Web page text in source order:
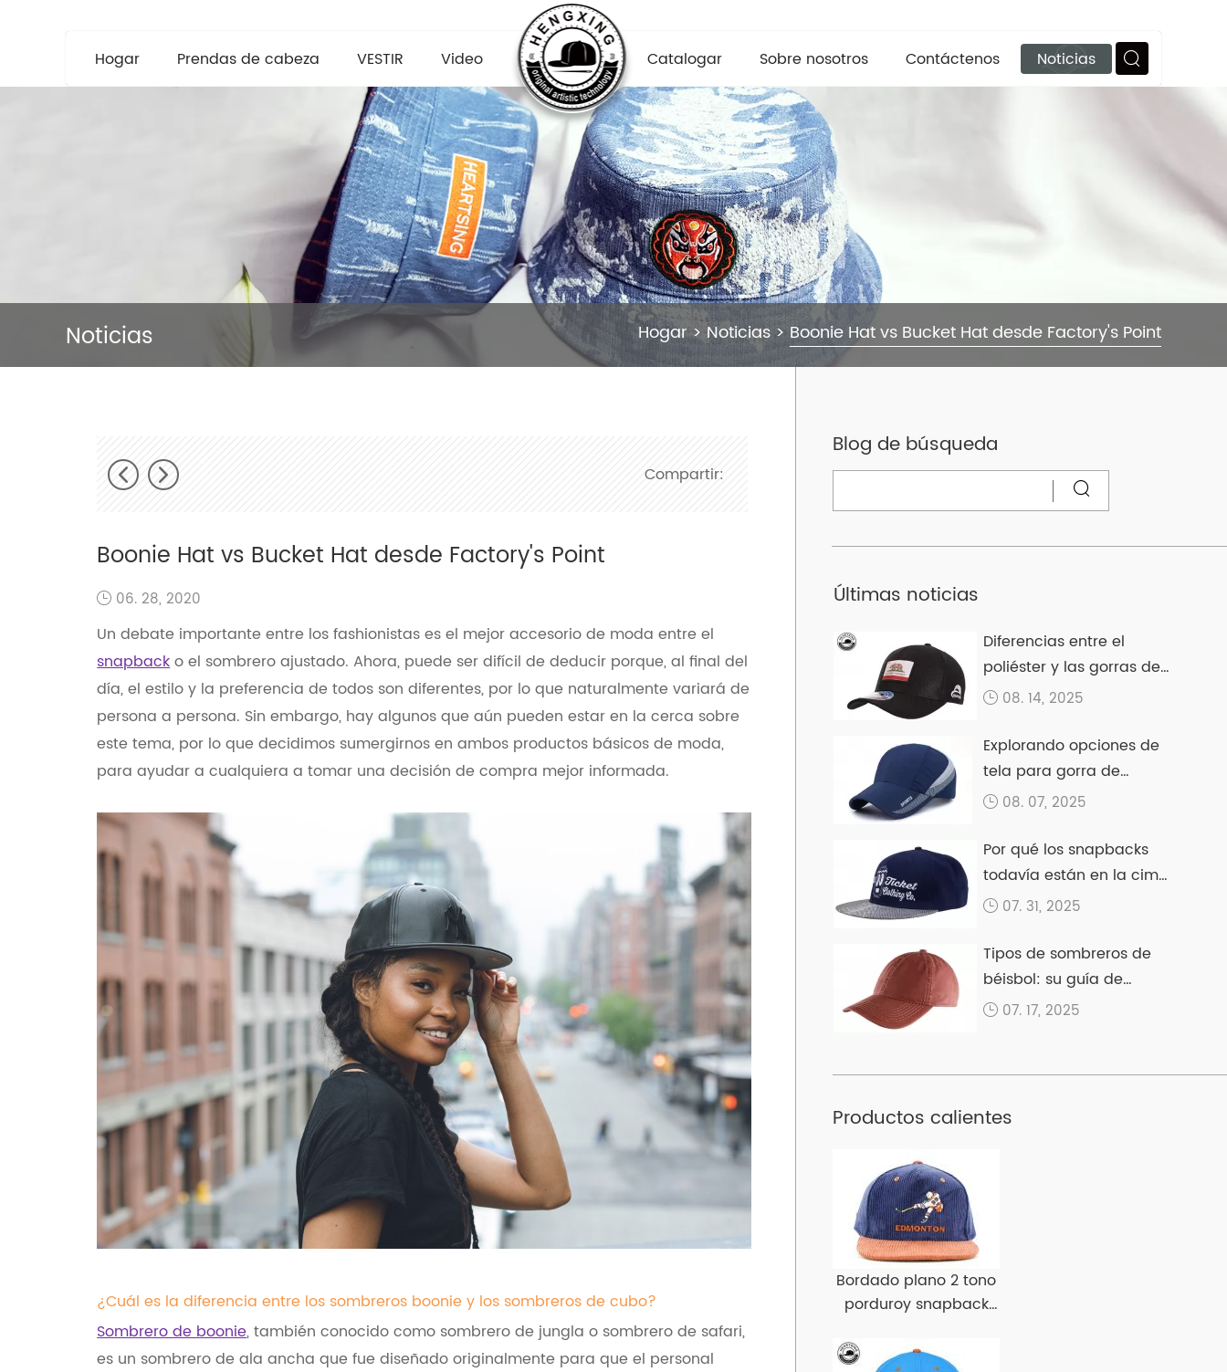
Hogar Prendas de cabeza VESTIR Video Catalogar Sobre nosotros Contáctenos Noticias
Noticias Hogar>Noticias>Boonie Hat vs Bucket Hat desde Factory's Point
Compartir:
Boonie Hat vs Bucket Hat desde Factory's Point
06. 28, 2020
Un debate importante entre los fashionistas es el mejor accesorio de moda entre el
snapbacko el sombrero ajustado. Ahora, puede ser difícil de deducir porque, al final del
día, el estilo y la preferencia de todos son diferentes, por lo que naturalmente variará de
persona a persona. Sin embargo, hay algunos que aún pueden estar en la cerca sobre
este tema, por lo que decidimos sumergirnos en ambos productos básicos de moda,
para ayudar a cualquiera a tomar una decisión de compra mejor informada.
¿Cuál es la diferencia entre los sombreros boonie y los sombreros de cubo?
Sombrero de boonie, también conocido como sombrero de jungla o sombrero de safari,
es un sombrero de ala ancha que fue diseñado originalmente para que el personal
Blog de búsqueda
Últimas noticias
Diferencias entre el
poliéster y las gorras de
algodón
08. 14, 2025
Explorando opciones de
tela para gorra de
béisbol
08. 07, 2025
Por qué los snapbacks
todavía están en la cima
en 2025
07. 31, 2025
Tipos de sombreros de
béisbol: su guía de
Ultimate Cap
07. 17, 2025
Productos calientes
Bordado plano 2 tono
porduroy snapback